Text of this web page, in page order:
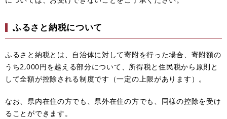
ふるさと納税について
ふるさと納税とは、自治体に対して寄附を行った場合、寄附額の
うち2,000円を越える部分について、所得税と住民税から原則と
して全額が控除される制度です（一定の上限があります）。
なお、県内在住の方でも、県外在住の方でも、同様の控除を受け
ることができます。